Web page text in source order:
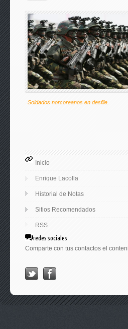
Soldados norcoreanos en desfile.
Inicio
Enrique Lacolla
Historial de Notas
Sitios Recomendados
RSS
redes sociales
Comparte con tus contactos el